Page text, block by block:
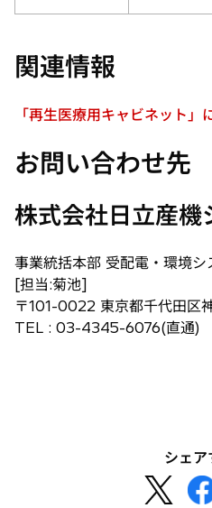
関連情報
「再生医療用キャビネット」
い
ブ
で
開
く
お問い合わせ先
株式会社日立産機
事業統括本部 受配電・環境シ
[担当:菊池]
〒101-0022 東京都千代田区
TEL : 03-4345-6076(直通)
シェア